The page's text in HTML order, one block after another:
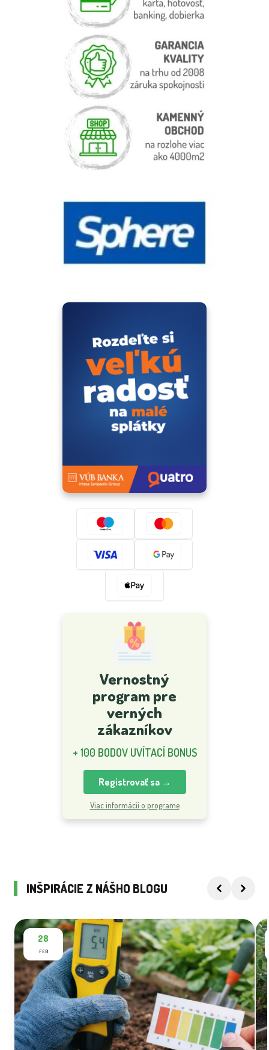
Vernostný
program pre
verných
zákazníkov
+ 100 BODOV UVÍTACÍ BONUS
Registrovať sa →
Viac informácií o programe
INŠPIRÁCIE Z NÁŠHO BLOGU
28
FEB